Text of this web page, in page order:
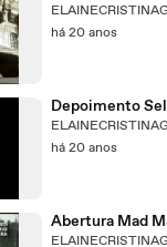
há 20 anos
Depoimento
há 20 anos
Abertura Mad